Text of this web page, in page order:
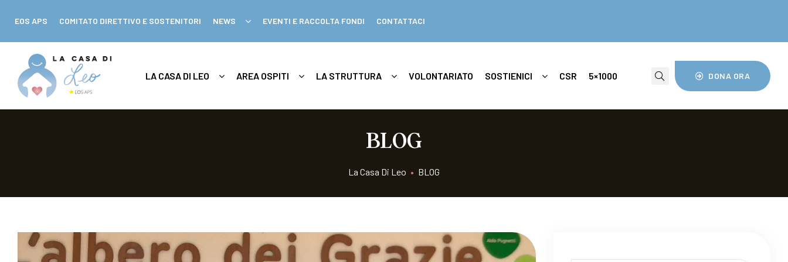
EOS APS COMITATO DIRETTIVO E SOSTENITORI NEWS EVENTI E RACCOLTA FONDI CONTATTACI
LA CASA DI LEO AREA OSPITI LA STRUTTURA VOLONTARIATO SOSTIENICI CSR 5×1000 DONA ORA
BLOG
La Casa Di Leo • BLOG